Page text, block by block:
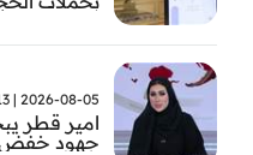
2026-08-05 | 12:13
جهود خفض التصعيد بين واشنطن وايران